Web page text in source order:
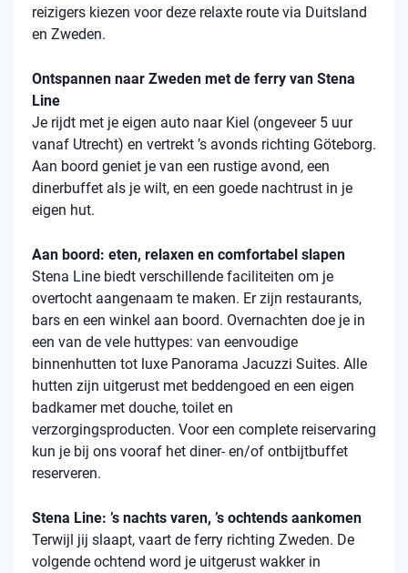
reizigers kiezen voor deze relaxte route via Duitsland
en Zweden.
Ontspannen naar Zweden met de ferry van Stena
Line
Je rijdt met je eigen auto naar Kiel (ongeveer 5 uur
vanaf Utrecht) en vertrekt ’s avonds richting Göteborg.
Aan boord geniet je van een rustige avond, een
dinerbuffet als je wilt, en een goede nachtrust in je
eigen hut.
Aan boord: eten, relaxen en comfortabel slapen
Stena Line biedt verschillende faciliteiten om je
overtocht aangenaam te maken. Er zijn restaurants,
bars en een winkel aan boord. Overnachten doe je in
een van de vele huttypes: van eenvoudige
binnenhutten tot luxe Panorama Jacuzzi Suites. Alle
hutten zijn uitgerust met beddengoed en een eigen
badkamer met douche, toilet en
verzorgingsproducten. Voor een complete reiservaring
kun je bij ons vooraf het diner- en/of ontbijtbuffet
reserveren.
Stena Line: ’s nachts varen, ’s ochtends aankomen
Terwijl jij slaapt, vaart de ferry richting Zweden. De
volgende ochtend word je uitgerust wakker in